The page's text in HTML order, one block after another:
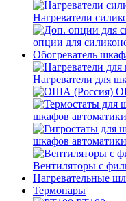
Нагреватели
опции для
Обогреватель
Нагреватели для
шкафов автоматики
шкафов автоматики
Вентиляторы с
Нагревательные
Термопары